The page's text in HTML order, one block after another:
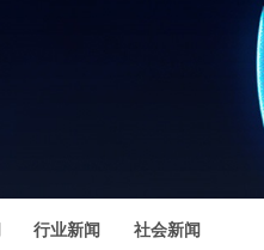
行业新闻 社会新闻